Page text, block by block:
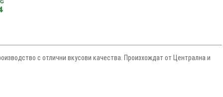
с отлични вкусови качества. Произхождат от Централна и